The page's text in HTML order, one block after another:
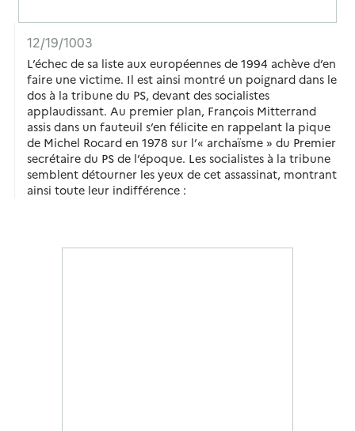
12/19/1003
L’échec de sa liste aux européennes de 1994 achève d’en
faire une victime. Il est ainsi montré un poignard dans le
dos à la tribune du PS, devant des socialistes
applaudissant. Au premier plan, François Mitterrand
assis dans un fauteuil s’en félicite en rappelant la pique
de Michel Rocard en 1978 sur l’« archaïsme » du Premier
secrétaire du PS de l’époque. Les socialistes à la tribune
semblent détourner les yeux de cet assassinat, montrant
ainsi toute leur indifférence :